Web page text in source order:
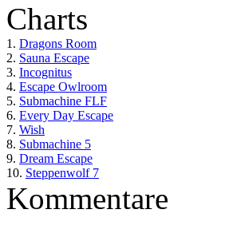
Charts
1. Dragons Room
2. Sauna Escape
3. Incognitus
4. Escape Owlroom
5. Submachine FLF
6. Every Day Escape
7. Wish
8. Submachine 5
9. Dream Escape
10. Steppenwolf 7
Kommentare